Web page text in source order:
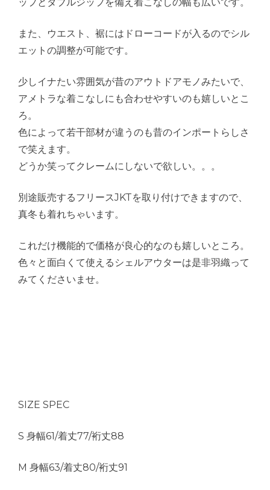
また、ウエスト、裾にはドローコードが入るのでシル
エットの調整が可能です。
少しイナたい雰囲気が昔のアウトドアモノみたいで、
アメトラな着こなしにも合わせやすいのも嬉しいとこ
ろ。
色によって若干部材が違うのも昔のインポートらしさ
で笑えます。
どうか笑ってクレームにしないで欲しい。。。
別途販売するフリースJKTを取り付けできますので、
真冬も着れちゃいます。
これだけ機能的で価格が良心的なのも嬉しいところ。
色々と面白くて使えるシェルアウターは是非羽織って
みてくださいませ。
SIZE SPEC
S 身幅61/着丈77/裄丈88
M 身幅63/着丈80/裄丈91